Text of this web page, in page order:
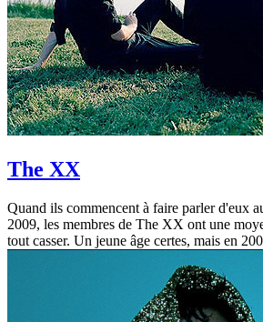
The XX
Quand ils commencent à faire parler d'eux
2009, les membres de The XX ont une
tout casser. Un jeune âge certes, mais en